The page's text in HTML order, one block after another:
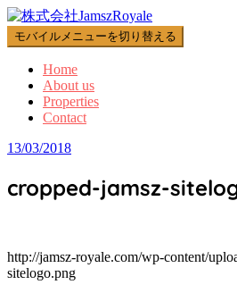
コ
ン
テ
キ
プ
モバイルメニューを切り替える
Home
About us
Properties
Contact
13/03/2018
cropped-jamsz-
http://jamsz-royale.com/wp-content/
sitelogo.png